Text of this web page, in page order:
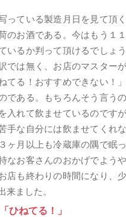
っている製造月日を見て頂く
のお酒である。今はもう１
いるか判って頂けるでしょ
では無く、お店のマスター
てる！おすすめできない！
である。もちろんそう言う
入れて飲ませているのです
手な自分には飲ませてくれ
ヶ月以上も冷蔵庫の隅で眠っ
なお客さんのおかげでよう
店も終わりの時間になり、
来ました。
ひねてる！」